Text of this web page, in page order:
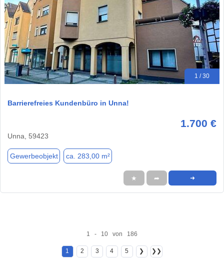
1 / 30
Barrierefreies Kundenbüro in Unna!
1.700 €
Unna, 59423
Gewerbeobjekt ca. 283,00 m²
★ ➦ ➜
1 - 10 von 186
1 2 3 4 5 ❯ ❯❯